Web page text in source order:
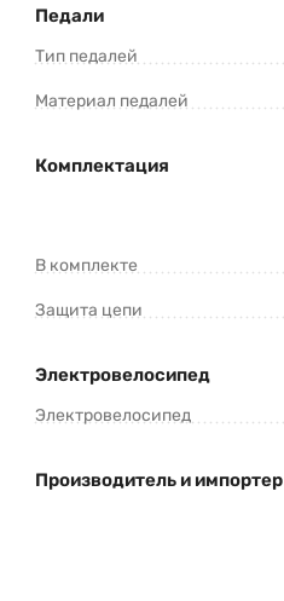
Педали
Тип педалей
Материал педалей
Комплектация
В комплекте
Защита цепи
Электровелосипед
Электровелосипед
Производитель и импортер